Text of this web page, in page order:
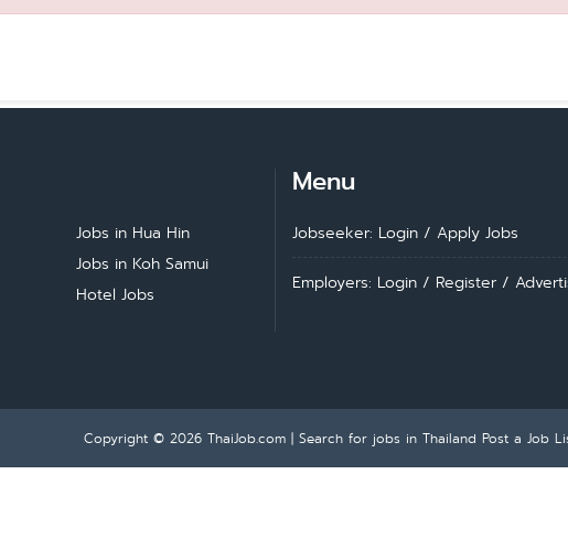
Jobs in Hua Hin
Jobs in Koh Samui
Hotel Jobs
Menu
Jobseeker: Login / Apply Jobs
Employers: Login / Register /
Copyright © 2026 ThaiJob.com | Search for jobs in Thailand Post a Job